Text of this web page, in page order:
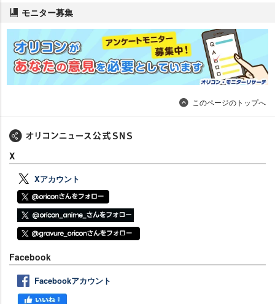
モニター募集
このページのトップへ
X
Xアカウント
Facebook
Facebookアカウント